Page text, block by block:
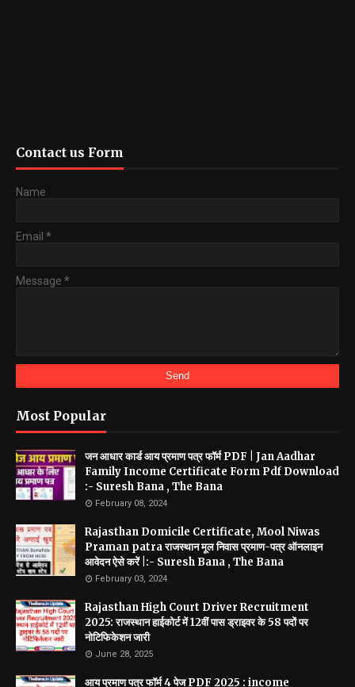
Contact us Form
Name
Email *
Message *
Most Popular
जन आधार कार्ड आय प्रमाण पत्र फॉर्म PDF | Jan Aadhar
Family Income Certificate Form Pdf Download
:- Suresh Bana , The Bana
February 08, 2024
Rajasthan Domicile Certificate, Mool Niwas
Praman patra राजस्थान मूल निवास प्रमाण-पत्र ऑनलाइन
आवेदन ऐसे करें |:- Suresh Bana , The Bana
February 03, 2024
Rajasthan High Court Driver Recruitment
2025: राजस्थान हाईकोर्ट में 12वीं पास ड्राइवर के 58 पदों पर
नोटिफिकेशन जारी
June 28, 2025
आय प्रमाण पत्र फॉर्म 4 पेज PDF 2025 : income